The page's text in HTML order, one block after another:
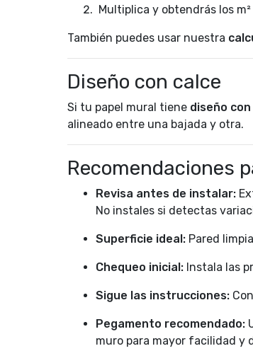
Multiplica y obtendrás los
También puedes usar nuestra
Diseño con calce
Si tu papel mural tiene diseño
alineado entre una bajada y otra.
Recomendaciones
Revisa antes de instalar:
No instales si detectas
Superficie ideal: Pared
Chequeo inicial: Instala las
Sigue las instrucciones:
Pegamento recomendado:
muro para mayor facilidad y